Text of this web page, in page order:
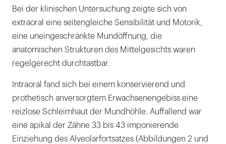
Bei der klinischen Untersuchung zeigte sich von
extraoral eine seitengleiche Sensibilität und Motorik,
eine uneingeschränkte Mundöffnung, die
anatomischen Strukturen des Mittelgesichts waren
regelgerecht durchtastbar.
Intraoral fand sich bei einem konservierend und
prothetisch anversorgtem Erwachsenengebiss eine
reizlose Schleimhaut der Mundhöhle. Auffallend war
eine apikal der Zähne 33 bis 43 imponierende
Einziehung des Alveolarfortsatzes (Abbildungen 2 und